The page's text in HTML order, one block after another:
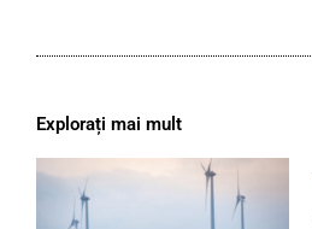
Explorați mai mult